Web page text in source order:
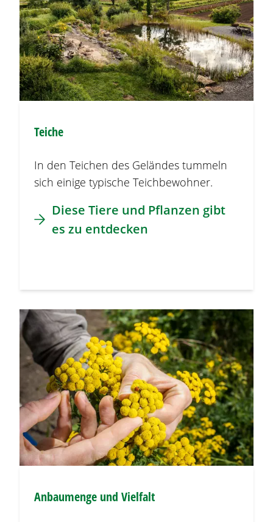
Teiche
In den Teichen des Geländes tummeln
sich einige typische Teichbewohner.
Diese Tiere und Pflanzen gibt
es zu entdecken
Anbaumenge und Vielfalt